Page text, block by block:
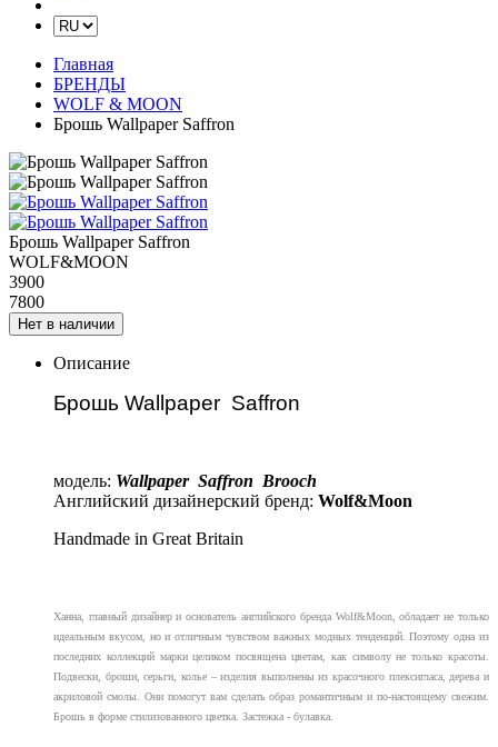
Главная
БРЕНДЫ
WOLF & MOON
Брошь Wallpaper Saffron
Брошь Wallpaper Saffron
WOLF&MOON
3900
7800
Нет в наличии
Описание
Брошь Wallpaper Saffron
модель: Wallpaper Saffron Brooch
Английский дизайнерский бренд: Wolf&Moon
Handmade in Great Britain
Ханна, главный дизайнер и основатель английского бренда Wolf&Moon, обладает не только
идеальным вкусом, но и отличным чувством важных модных тенденций. Поэтому одна из
последних коллекций марки целиком посвящена цветам, как символу не только красоты.
Подвески, броши, серьги, колье – изделия выполнены из красочного плексигласа, дерева и
акриловой смолы. Они помогут вам сделать образ романтичным и по-настоящему свежим.
Брошь в форме стилизованного цветка. Застежка - булавка.